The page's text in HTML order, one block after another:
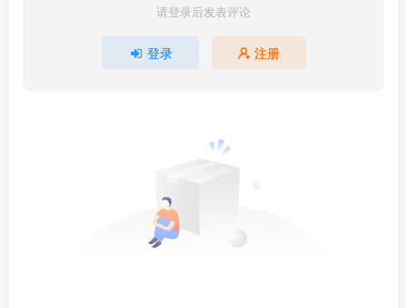
请登录后发表评论
登录 注册